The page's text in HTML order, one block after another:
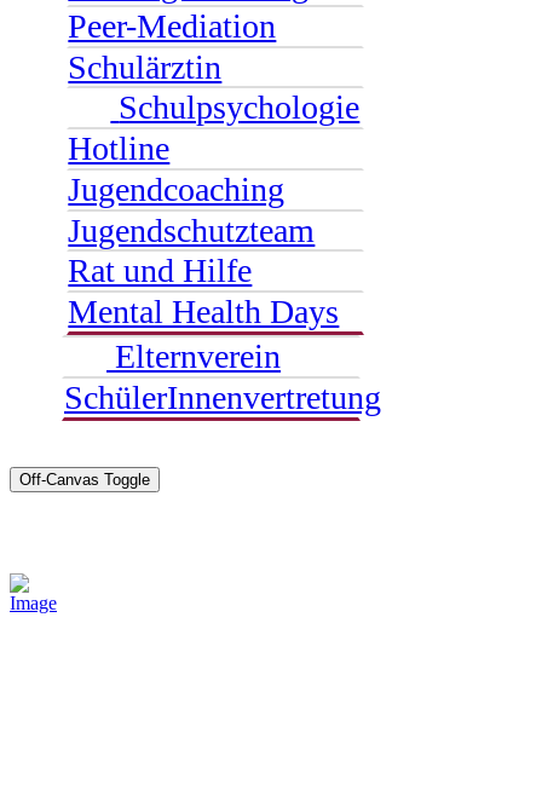
Peer-Mediation
Schulärztin
Schulpsychologie
Hotline
Jugendcoaching
Jugendschutzteam
Rat und Hilfe
Mental Health Days
Elternverein
SchülerInnenvertretung
Off-Canvas Toggle